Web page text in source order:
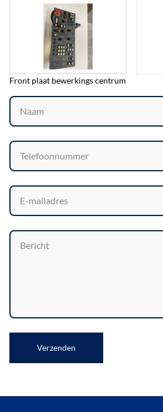
Front plaat bewerkings centrum
Verzenden